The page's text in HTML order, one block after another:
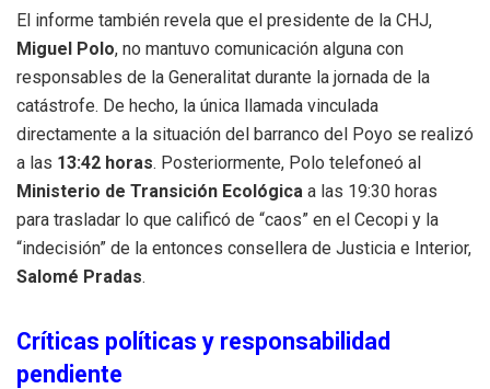
El informe también revela que el presidente de la CHJ,
Miguel Polo, no mantuvo comunicación alguna con
responsables de la Generalitat durante la jornada de la
catástrofe. De hecho, la única llamada vinculada
directamente a la situación del barranco del Poyo se realizó
a las 13:42 horas. Posteriormente, Polo telefoneó al
Ministerio de Transición Ecológica a las 19:30 horas
para trasladar lo que calificó de “caos” en el Cecopi y la
“indecisión” de la entonces consellera de Justicia e Interior,
Salomé Pradas.
Críticas políticas y responsabilidad
pendiente